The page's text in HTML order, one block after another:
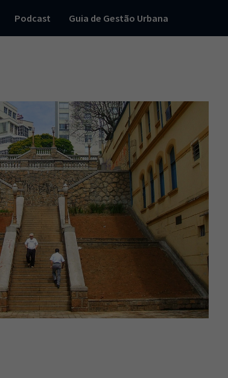
Podcast Guia de Gestão Urbana